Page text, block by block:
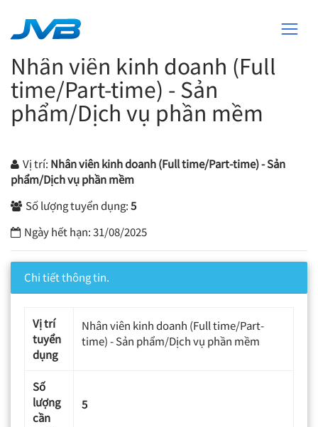
Nhân viên kinh doanh (Full
time/Part-time) - Sản
phẩm/Dịch vụ phần mềm
Vị trí: Nhân viên kinh doanh (Full time/Part-time) - Sản
phẩm/Dịch vụ phần mềm
Số lượng tuyển dụng:5
Ngày hết hạn:31/08/2025
Chi tiết thông tin.
Vị trí
tuyển
dụng
Nhânviên kinhdoanh (Full time/Part-
time)-Sản phẩm/Dịchvụ phần mềm
Số
lượng
cần
5